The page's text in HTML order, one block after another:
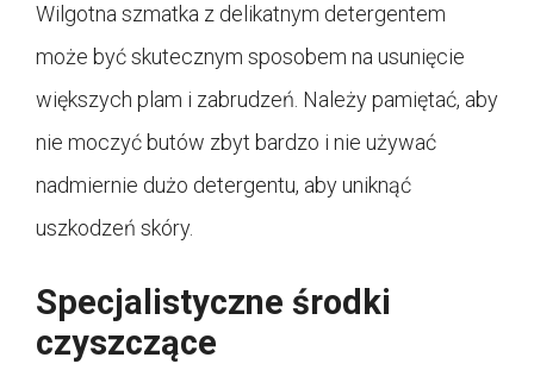
Wilgotna szmatka z delikatnym detergentem
może być skutecznym sposobem na usunięcie
większych plam i zabrudzeń. Należy pamiętać, aby
nie moczyć butów zbyt bardzo i nie używać
nadmiernie dużo detergentu, aby uniknąć
uszkodzeń skóry.
Specjalistyczne środki
czyszczące